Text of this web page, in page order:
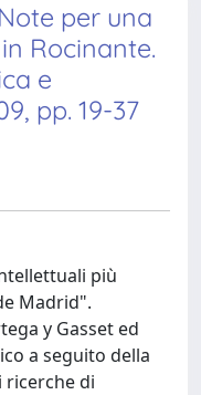
per una
Rocinante.
e
pp. 19-37
più
Madrid".
y Gasset ed
a seguito della
ricerche di